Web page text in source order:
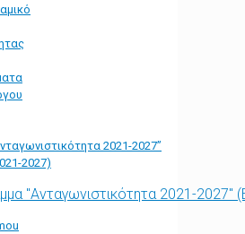
2021-2027”
2027)
"Ανταγωνιστικότητα 2021-